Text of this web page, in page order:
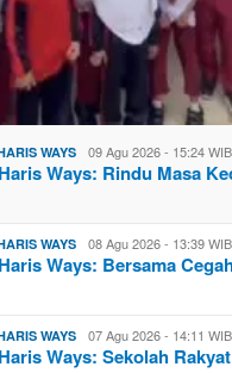
WAYS 09 Agu 2026 - 15:24 WIB
Ways: Rindu Masa
WAYS 08 Agu 2026 - 13:39 WIB
Ways: Bersama
WAYS 07 Agu 2026 - 14:11 WIB
Ways: Sekolah